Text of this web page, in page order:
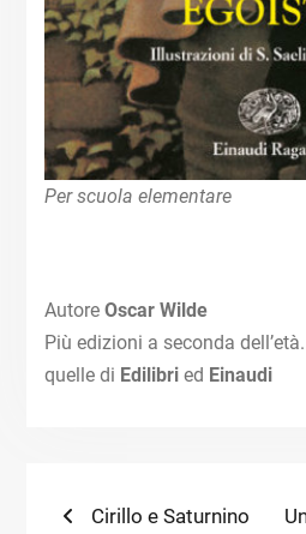
Per scuola elementare
AutoreOscar Wilde
Più edizioni a seconda
quelle di Edilibri ed Einaudi
Navigazione
Previous
Cirillo e Saturnino